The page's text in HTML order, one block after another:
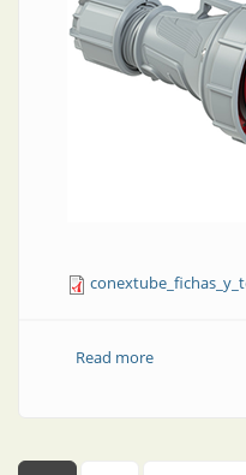
Read moreabout